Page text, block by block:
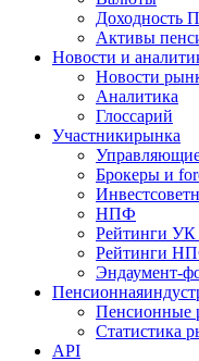
Доходность
Активы
Новости и
Новости
Аналитика
Глоссарий
Участникирынка
Брокеры и
НПФ
Рейтинги УК
Рейтинги
Эндаумент-
Пенсионная
Пенсионные
Статистика
API